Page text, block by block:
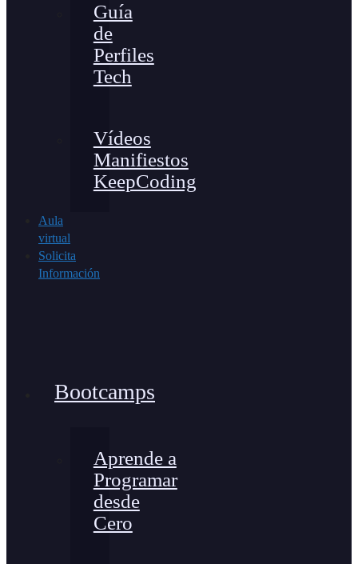
Guía
de
Perfiles
Tech
Vídeos
Manifiestos
KeepCoding
Aula
virtual
Solicita
Información
Bootcamps
Aprende a
Programar
desde
Cero